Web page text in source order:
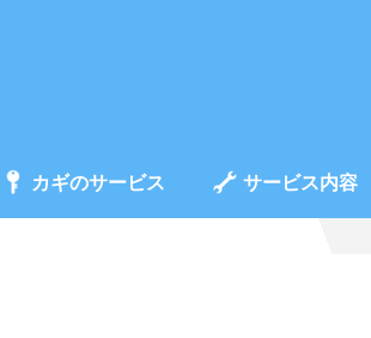
カギのサービス サービス内容